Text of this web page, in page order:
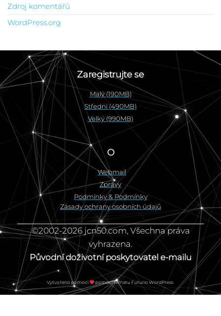
Zdroj komentářů
WordPress.org
Zaregistrujte se
Malý (190MB)
Střední (490MB)
Velký (990MB)
O
Webmail
Zprávy
Podmínky & Podmínky
Zásady ochrany osobních údajů
©2002-2026 jcn50.com, Všechna práva
vyhrazena.
Původní doživotní poskytovatel e-mailu
Vytvořeno pomocí pomocí tématu Futurio WordPress.